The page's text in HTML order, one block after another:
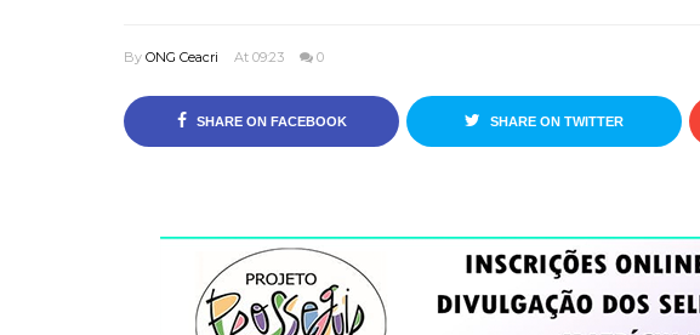
By ONG Ceacri At 09:23 0
SHARE ON FACEBOOK SHARE ON TWITTER